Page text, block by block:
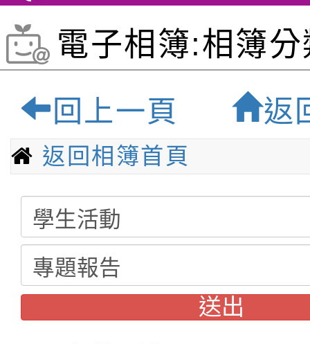
電子相簿:相簿
題報告-桃園最
小學
回上一頁 返
返回相簿首頁
送出